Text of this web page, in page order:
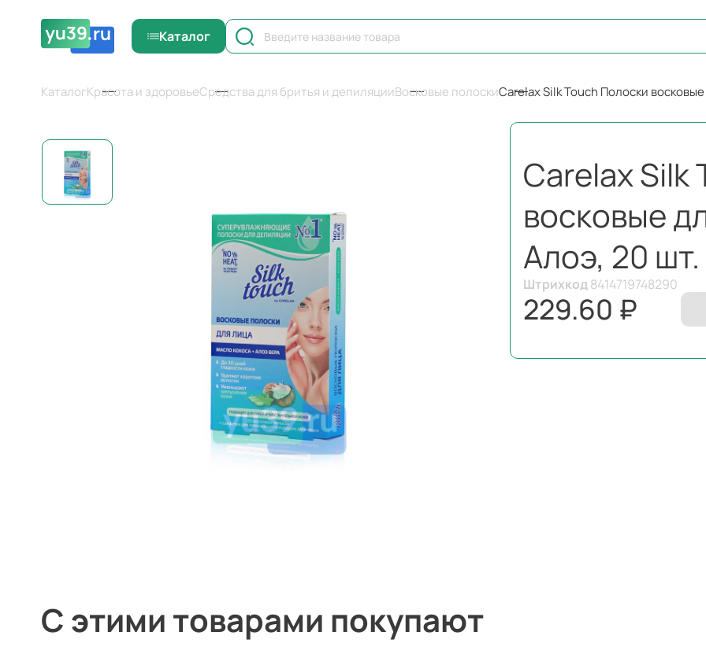
Каталог
КаталогКрасота и здоровьеСредства для бритья и депиляцииВосковые полоскиCarelax Silk Touch Полоски
Carelax Silk
восковые
Алоэ, 20 шт.
Штрихкод8414719748290
229.60 ₽
С этими товарами покупают